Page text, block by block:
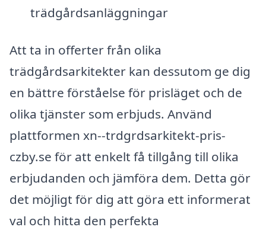
trädgårdsanläggningar
Att ta in offerter från olika
trädgårdsarkitekter kan dessutom ge dig
en bättre förståelse för prisläget och de
olika tjänster som erbjuds. Använd
plattformen xn--trdgrdsarkitekt-pris-
czby.se för att enkelt få tillgång till olika
erbjudanden och jämföra dem. Detta gör
det möjligt för dig att göra ett informerat
val och hitta den perfekta